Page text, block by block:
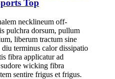
Top
necklineum off-
pulchra dorsum, pullum
liberum tractum sine
terminus calor dissipatio
fibra applicatur ad
wicking fibra
sentire frigus et frigus.